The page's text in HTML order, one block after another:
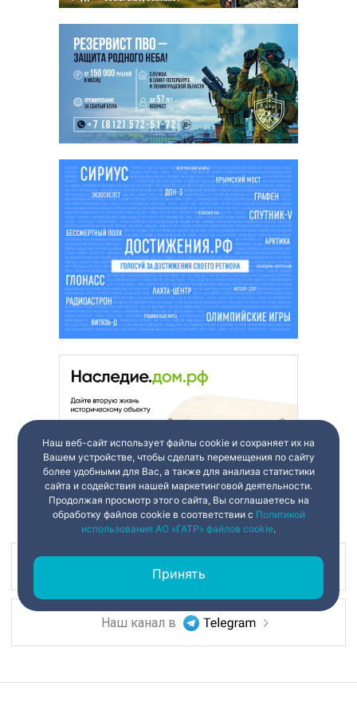
Наш канал в
Наш канал в
Наш веб-сайт использует файлы cookie и сохраняет их на
Вашем устройстве, чтобы сделать перемещения по сайту
более удобными для Вас, а также для анализа статистики
сайта и содействия нашей маркетинговой деятельности.
Продолжая просмотр этого сайта, Вы соглашаетесь на
обработку файлов cookie в соответствии с Политикой
использования АО «ГАТР» файлов cookie.
Принять